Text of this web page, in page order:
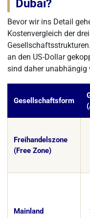
Dubai?
Bevor wir ins Detail
Kostenvergleich der
an den US-Dollar
sind daher unabhängig
Gesellschaftsform
Freihandelszone
(Free Zone)
Mainland